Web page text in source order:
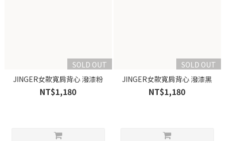
SOLD OUT
JINGER女款寬肩背心 潑漆粉
NT$1,180
SOLD OUT
JINGER女款寬肩背心 潑漆黑
NT$1,180